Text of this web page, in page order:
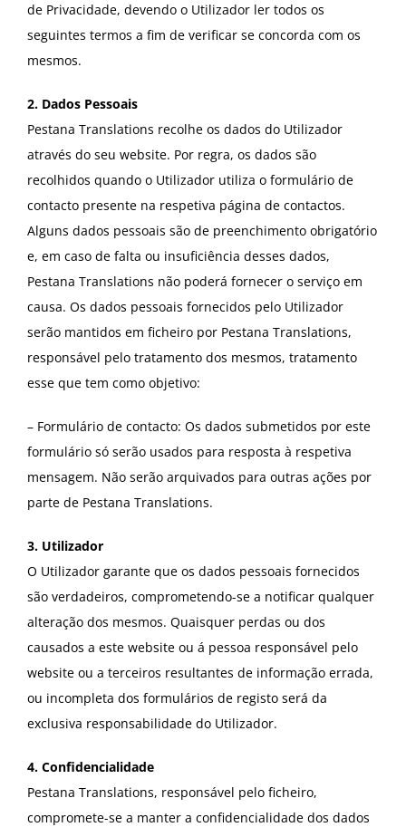
de Privacidade, devendo o Utilizador ler todos os
seguintes termos a fim de verificar se concorda com os
mesmos.
2. Dados Pessoais
Pestana Translations recolhe os dados do Utilizador
através do seu website. Por regra, os dados são
recolhidos quando o Utilizador utiliza o formulário de
contacto presente na respetiva página de contactos.
Alguns dados pessoais são de preenchimento obrigatório
e, em caso de falta ou insuficiência desses dados,
Pestana Translations não poderá fornecer o serviço em
causa. Os dados pessoais fornecidos pelo Utilizador
serão mantidos em ficheiro por Pestana Translations,
responsável pelo tratamento dos mesmos, tratamento
esse que tem como objetivo:
– Formulário de contacto: Os dados submetidos por este
formulário só serão usados para resposta à respetiva
mensagem. Não serão arquivados para outras ações por
parte de Pestana Translations.
3. Utilizador
O Utilizador garante que os dados pessoais fornecidos
são verdadeiros, comprometendo-se a notificar qualquer
alteração dos mesmos. Quaisquer perdas ou dos
causados a este website ou á pessoa responsável pelo
website ou a terceiros resultantes de informação errada,
ou incompleta dos formulários de registo será da
exclusiva responsabilidade do Utilizador.
4. Confidencialidade
Pestana Translations, responsável pelo ficheiro,
compromete-se a manter a confidencialidade dos dados